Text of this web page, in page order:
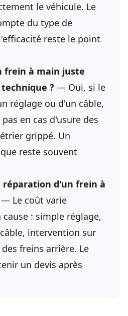
le véhicule. Le
du type de
reste le point
frein à main juste
? — Oui, si le
réglage ou d'un câble,
en cas d'usure des
grippé. Un
reste souvent
réparation d'un frein à
— Le coût varie
: simple réglage,
intervention sur
freins arrière. Le
un devis après